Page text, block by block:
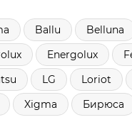
Ballu Belluna
Energolux
LG Loriot
Xigma Бирюса